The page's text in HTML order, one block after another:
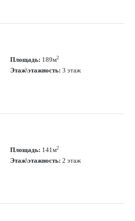
Площадь: 189м2
Этаж\этажность: 3 этаж
Площадь: 141м2
Этаж\этажность: 2 этаж